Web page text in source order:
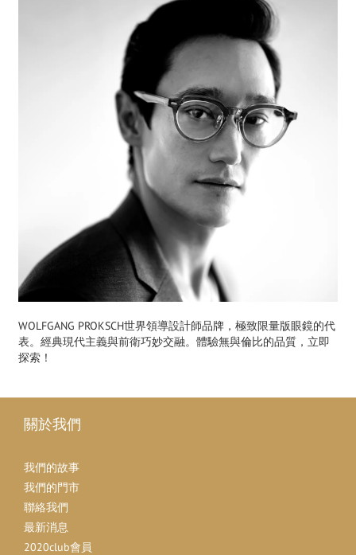
WOLFGANG PROKSCH世界領導設計師品牌，極致限量版眼鏡的代
表。經典現代主義與前衛巧妙交融。體驗無與倫比的品質，立即
探索！
關於我們
我們的故事
我們的門市
聯絡我們
最新消息
2020club會員